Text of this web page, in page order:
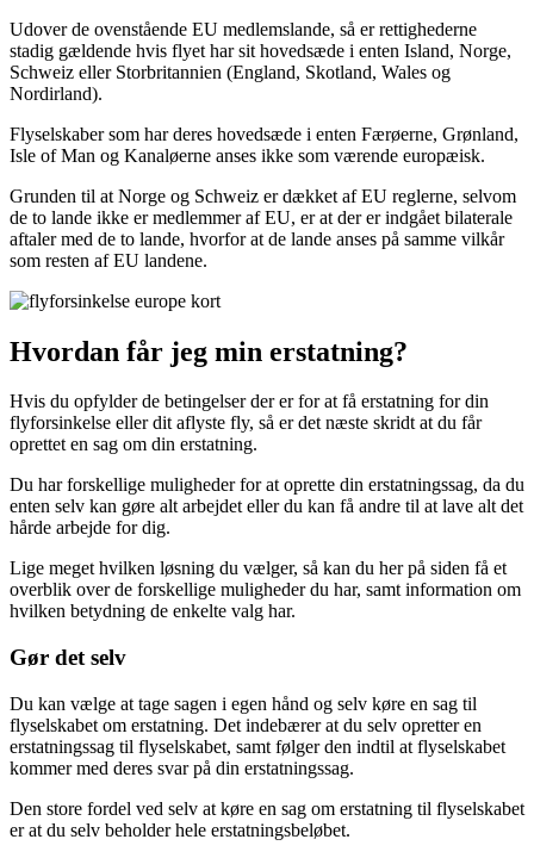
Udover de ovenstående EU medlemslande, så er rettighederne
stadig gældende hvis flyet har sit hovedsæde i enten Island, Norge,
Schweiz eller Storbritannien (England, Skotland, Wales og
Nordirland).
Flyselskaber som har deres hovedsæde i enten Færøerne, Grønland,
Isle of Man og Kanaløerne anses ikke som værende europæisk.
Grunden til at Norge og Schweiz er dækket af EU reglerne, selvom
de to lande ikke er medlemmer af EU, er at der er indgået bilaterale
aftaler med de to lande, hvorfor at de lande anses på samme vilkår
som resten af EU landene.
Hvordan får jeg min erstatning?
Hvis du opfylder de betingelser der er for at få erstatning for din
flyforsinkelse eller dit aflyste fly, så er det næste skridt at du får
oprettet en sag om din erstatning.
Du har forskellige muligheder for at oprette din erstatningssag, da du
enten selv kan gøre alt arbejdet eller du kan få andre til at lave alt det
hårde arbejde for dig.
Lige meget hvilken løsning du vælger, så kan du her på siden få et
overblik over de forskellige muligheder du har, samt information om
hvilken betydning de enkelte valg har.
Gør det selv
Du kan vælge at tage sagen i egen hånd og selv køre en sag til
flyselskabet om erstatning. Det indebærer at du selv opretter en
erstatningssag til flyselskabet, samt følger den indtil at flyselskabet
kommer med deres svar på din erstatningssag.
Den store fordel ved selv at køre en sag om erstatning til flyselskabet
er at du selv beholder hele erstatningsbeløbet.